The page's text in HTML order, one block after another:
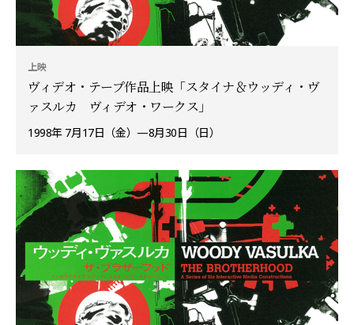
上映
ヴィデオ・テープ作品上映「スタイナ＆ウッディ・ヴ
ァスルカ ヴィデオ・ワークス」
1998年 7月17日（金）—8月30日（日）